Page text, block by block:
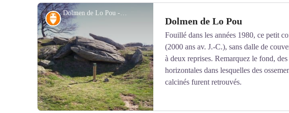
Dolmen de Lo Pou - © CC Pyrénées Catalanes
Archéologie Dolmen de Lo Pou
Fouillé dans les années 1980, ce petit
(2000 ans av. J.-C.), sans dalle de
à deux reprises. Remarquez le fond,
horizontales dans lesquelles des
calcinés furent retrouvés.